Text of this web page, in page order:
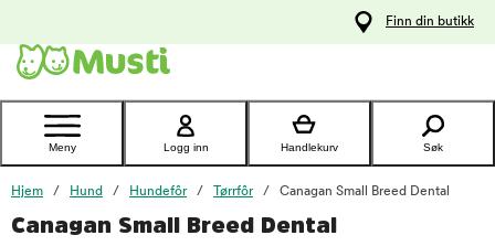
Kontakt
kundeservice
Finn din butikk
Meny Logg inn Handlekurv Søk
Hjem Hund Hundefôr Tørrfôr Canagan Small Breed Dental
Canagan Small Breed Dental
foo